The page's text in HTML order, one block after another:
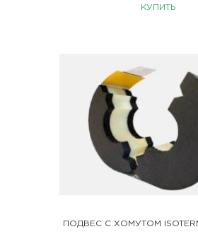
КУПИТЬ
ПОДВЕС С ХОМУТОМ